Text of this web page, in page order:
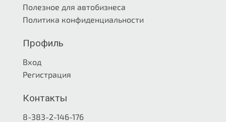
Полезное для автобизнеса
Политика конфиденциальности
Профиль
Вход
Регистрация
Контакты
8-383-2-146-176